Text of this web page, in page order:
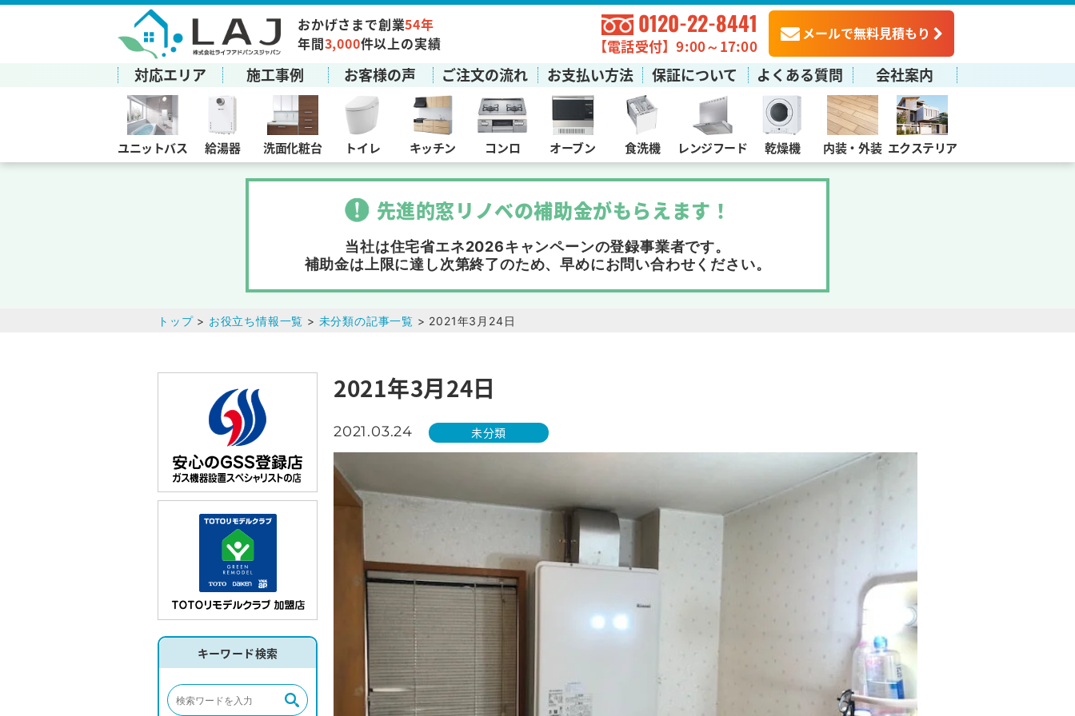
おかげさまで創業54年
年間3,000件以上の実績
0120-22-8441
【電話受付】9:00～17:00
メールで無料見積もり
対応エリア 施工事例 お客様の声 ご注文の流れ お支払い方法 保証について よくある質問 会社案内
ユニットバス 給湯器 洗面化粧台 トイレ キッチン コンロ オーブン 食洗機 レンジフード 乾燥機 内装・外装 エクステリア
先進的窓リノベの補助金がもらえます ！
当社は住宅省エネ2026キャンペーンの登録事業者です。
補助金は上限に達し次第終了のため、早めにお問い合わせください。
トップ> お役立ち情報一覧 > 未分類の記事一覧 > 2021年3月24日
キーワード検索
2021年3月24日
2021.03.24 未分類